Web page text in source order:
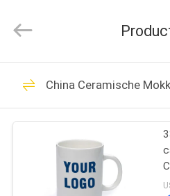
ceramicdinnerwareset.com.
Reserved.
China Ceramische